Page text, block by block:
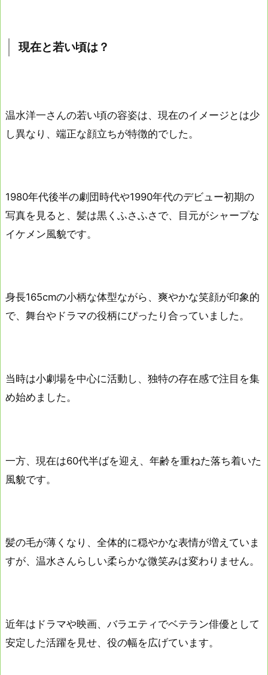
現在と若い頃は？
温水洋一さんの若い頃の容姿は、現在のイメージとは少
し異なり、端正な顔立ちが特徴的でした。
1980年代後半の劇団時代や1990年代のデビュー初期の
写真を見ると、髪は黒くふさふさで、目元がシャープな
イケメン風貌です。
身長165cmの小柄な体型ながら、爽やかな笑顔が印象的
で、舞台やドラマの役柄にぴったり合っていました。
当時は小劇場を中心に活動し、独特の存在感で注目を集
め始めました。
一方、現在は60代半ばを迎え、年齢を重ねた落ち着いた
風貌です。
髪の毛が薄くなり、全体的に穏やかな表情が増えていま
すが、温水さんらしい柔らかな微笑みは変わりません。
近年はドラマや映画、バラエティでベテラン俳優として
安定した活躍を見せ、役の幅を広げています。